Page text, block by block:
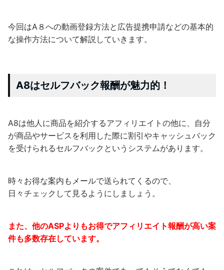
今回はA８への動画登録方法と広告提携申請などの基本的
な操作方法について解説していきます。
A8はセルフバック報酬が魅力的！
A8は他人に商品を紹介するアフィリエイトの他に、自分
が商品やサービスを利用した際に割引やキャッシュバック
を受けられるセルフバックというシステムがあります。
時々お得な案内もメールで送られてくるので、
日々チェックして見るようにしましょう。
また、他のASPよりもお得でアフィリエイト報酬が高い案
件も多数存在しています。